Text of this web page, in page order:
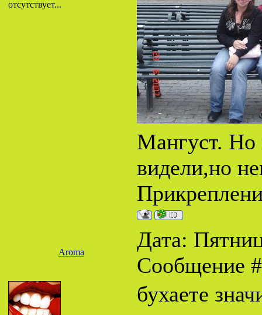
отсутствует...
Мангуст. Но
видели,но
Aroma
Дата:
Сообщение
бухаете